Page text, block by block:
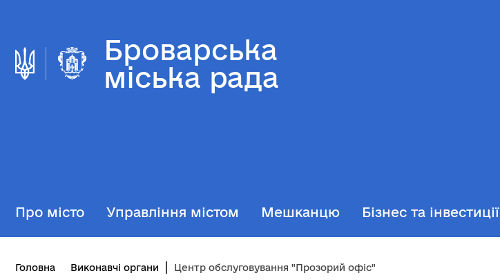
Броварська
міська рада
Про місто Управління містом Мешканцю Бізнес та інвестиції
Головна Виконавчі органи Центр обслуговування "Прозорий офіс"